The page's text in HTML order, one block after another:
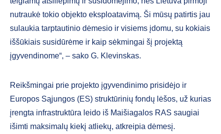
nutraukė tokio objekto eksploatavimą. Ši mūsų patirtis jau
sulaukia tarptautinio dėmesio ir visiems įdomu, su kokiais
iššūkiais susidūrėme ir kaip sėkmingai šį projektą
įgyvendinome“, – sako G. Klevinskas.
Reikšmingai prie projekto įgyvendinimo prisidėjo ir
Europos Sąjungos (ES) struktūrinių fondų lėšos, už kurias
įrengta infrastruktūra leido iš Maišiagalos RAS saugiai
išimti maksimalų kiekį atliekų, atkreipia dėmesį.